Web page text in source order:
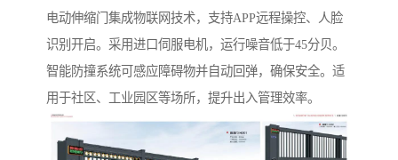
电动伸缩门集成物联网技术，支持APP远程操控、人脸
识别开启。采用进口伺服电机，运行噪音低于45分贝。
智能防撞系统可感应障碍物并自动回弹，确保安全。适
用于社区、工业园区等场所，提升出入管理效率。